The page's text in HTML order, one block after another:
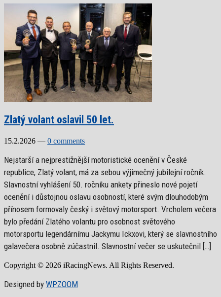
Zlatý volant oslavil 50 let.
15.2.2026 — 0 comments
Nejstarší a nejprestižnější motoristické ocenění v České
republice, Zlatý volant, má za sebou výjimečný jubilejní ročník.
Slavnostní vyhlášení 50. ročníku ankety přineslo nové pojetí
ocenění i důstojnou oslavu osobností, které svým dlouhodobým
přínosem formovaly český i světový motorsport. Vrcholem večera
bylo předání Zlatého volantu pro osobnost světového
motorsportu legendárnímu Jackymu Ickxovi, který se slavnostního
galavečera osobně zúčastnil. Slavnostní večer se uskutečnil […]
Copyright © 2026 iRacingNews. All Rights Reserved.
Designed by WPZOOM